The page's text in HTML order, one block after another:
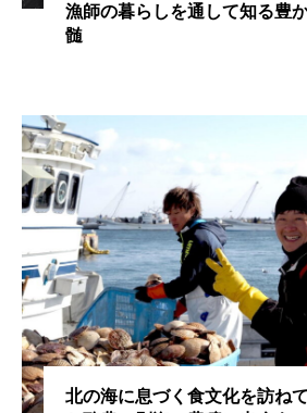
漁師の暮らしを通して知る豊
髄
北の海に息づく食文化を訪ね